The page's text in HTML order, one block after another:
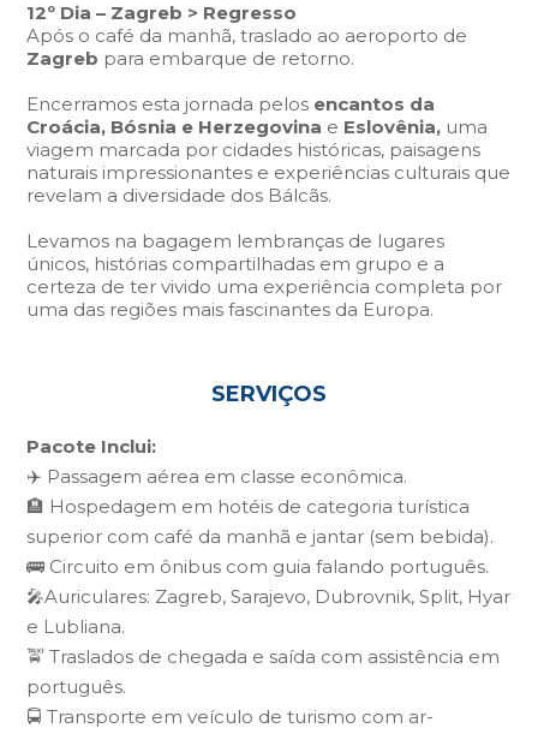
12º Dia – Zagreb > Regresso
Após o café da manhã, traslado ao aeroporto de
Zagreb para embarque de retorno.
Encerramos esta jornada pelos encantos da
Croácia, Bósnia e Herzegovina e Eslovênia, uma
viagem marcada por cidades históricas, paisagens
naturais impressionantes e experiências culturais que
revelam a diversidade dos Bálcãs.
Levamos na bagagem lembranças de lugares
únicos, histórias compartilhadas em grupo e a
certeza de ter vivido uma experiência completa por
uma das regiões mais fascinantes da Europa.
SERVIÇOS
Pacote Inclui:
✈️ Passagem aérea em classe econômica.
🏨 Hospedagem em hotéis de categoria turística
superior com café da manhã e jantar (sem bebida).
🚌 Circuito em ônibus com guia falando português.
🎤Auriculares: Zagreb, Sarajevo, Dubrovnik, Split, Hyar
e Lubliana.
🚖 Traslados de chegada e saída com assistência em
português.
🚍 Transporte em veículo de turismo com ar-